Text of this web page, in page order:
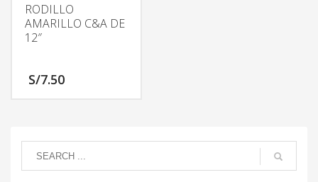
RODILLO
AMARILLO C&A DE
12″
S/7.50